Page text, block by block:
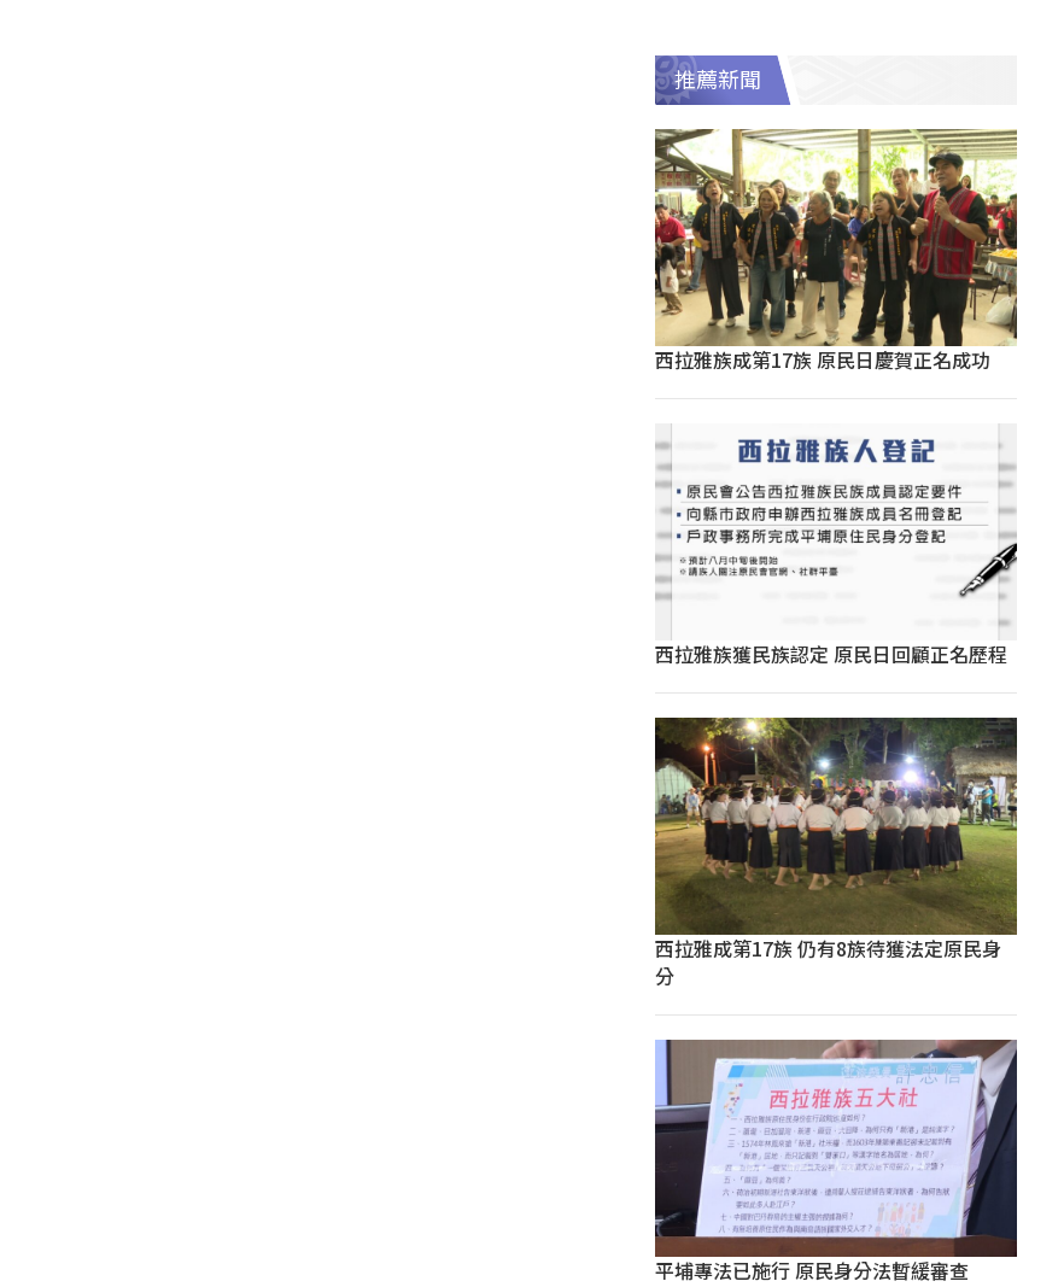
推薦新聞
西拉雅族成第17族 原民日慶賀正名成功
西拉雅族獲民族認定 原民日回顧正名歷程
西拉雅成第17族 仍有8族待獲法定原民身
分
平埔專法已施行 原民身分法暫緩審查